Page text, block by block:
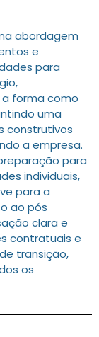
abordagem
e
para
forma como
uma
construtivos
a empresa.
para
individuais,
para a
ao pós
clara e
contratuais e
transição,
os